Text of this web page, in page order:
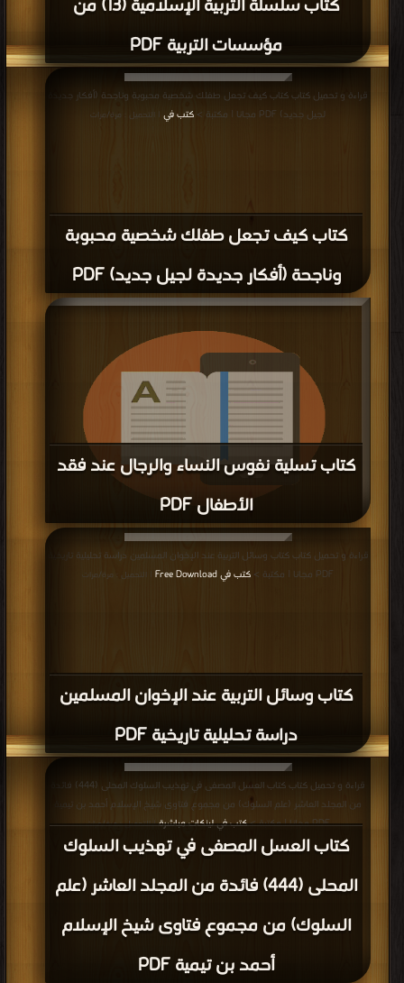
كتاب سلسلة التربية الإسلامية (13) من
مؤسسات التربية PDF
كتاب كيف تجعل طفلك شخصية محبوبة
وناجحة (أفكار جديدة لجيل جديد) PDF
قراءة و تحميل كتاب كتاب كيف تجعل طفلك شخصية محبوبة وناجحة (أفكار جديدة
لجيل جديد) PDF مجانا | مكتبة >
كتب في | التحميل : مرة/مرات
كتاب تسلية نفوس النساء والرجال عند فقد
الأطفال PDF
قراءة و تحميل كتاب كتاب تسلية نفوس النساء والرجال عند فقد الأطفال PDF مجانا
| مكتبة >كتب في اسرع تحميل| التحميل : مرة/مرات
كتاب وسائل التربية عند الإخوان المسلمين
دراسة تحليلية تاريخية PDF
قراءة و تحميل كتاب كتاب وسائل التربية عند الإخوان المسلمين دراسة تحليلية تاريخية
PDF مجانا | مكتبة >
كتب في Free Download | التحميل : مرة/مرات
كتاب العسل المصفى في تهذيب السلوك
المحلى (444) فائدة من المجلد العاشر (علم
السلوك) من مجموع فتاوى شيخ الإسلام
أحمد بن تيمية PDF
قراءة و تحميل كتاب كتاب العسل المصفى في تهذيب السلوك المحلى (444) فائدة
من المجلد العاشر (علم السلوك) من مجموع فتاوى شيخ الإسلام أحمد بن تيمية
PDF مجانا | مكتبة >
كتب في لينكات مباشرة| التحميل : مرة/مرات